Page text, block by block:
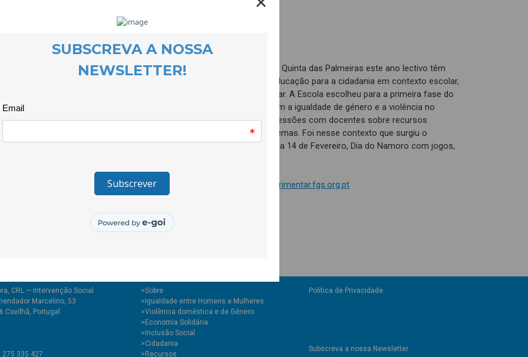
23 February 2023
A CooLabora e a Escola Secundária Quinta das Palmeiras este ano lectivo têm
estado a trabalhar as práticas de educação para a cidadania em contexto escolar,
no âmbito do projecto EDxperimentar. A Escola escolheu para a primeira fase do
projecto os temas relacionados com a igualdade de género e a violência no
namoro e decorreram já algumas sessões com docentes sobre recursos
pedagógicos para trabalhar estes temas. Foi nesse contexto que surgiu o
programa destinado a assinalar o dia 14 de Fevereiro, Dia do Namoro com jogos,
Saiba mais, aqui: https://www.edxperimentar.fgs.org.pt
CRL — Intervenção Social
Marcelino, 53
Covilhã, Portugal
335 427
>Sobre
>Igualdade entre Homens e Mulheres
>Violência doméstica e de Género
>Economia Solidária
>Inclusão Social
>Cidadania
>Recursos
Política de Privacidade
Subscreva a nossa Newsletter